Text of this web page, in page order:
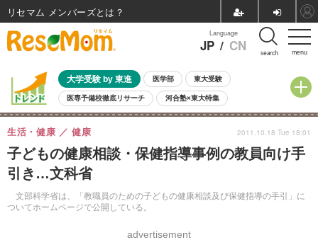
menu
Language
JP / CN search
大学受験 by 東進 医学部 東大受験
医専予備校徹底リサーチ 河合塾×東大特集
親子で考える大学選び 高校受験 中学受験 小学校受験
共通テスト 夏休み
8月開催イベント・WS 全国公立高校 過去問 人気記事
自由研究教材（小学生向け）
子どもの健康相談・保健指導事例の教員向け手
引き…文科省
文部科学省は、「教職員のための子どもの健康相談及び保健指導の手引」に
ついてホームページで公開している。
生活・健康 健康
advertisement
2011.10.18 Tue 18:01
リセマム メンバーズ